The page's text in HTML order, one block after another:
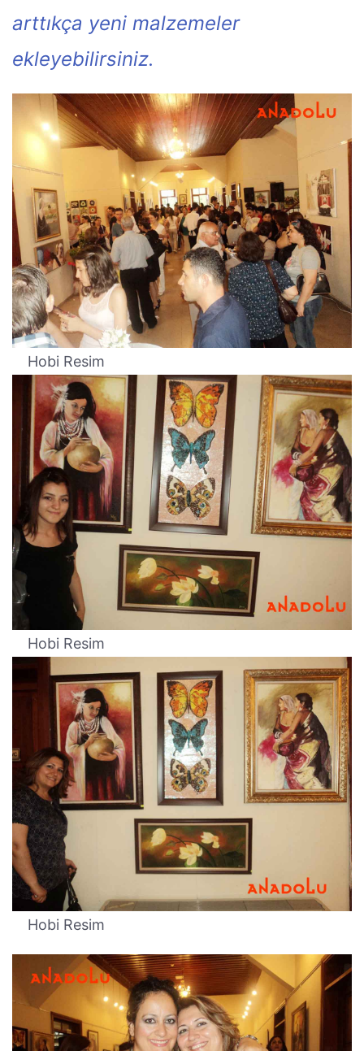
arttıkça yeni malzemeler
ekleyebilirsiniz.
Hobi Resim
Hobi Resim
Hobi Resim